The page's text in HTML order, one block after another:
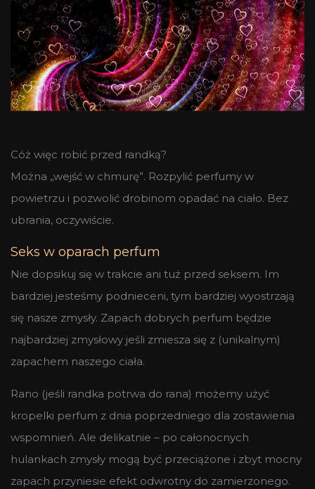
Cóż więc robić przed randką?
Można „wejść w chmurę”. Rozpylić perfumy w
powietrzu i pozwolić drobinom opadać na ciało. Bez
ubrania, oczywiście.
Seks w oparach perfum
Nie dopsikuj się w trakcie ani tuż przed seksem. Im
bardziej jesteśmy podnieceni, tym bardziej wyostrzają
się nasze zmysły. Zapach dobrych perfum będzie
najbardziej zmysłowy jeśli zmiesza się z (unikalnym)
zapachem naszego ciała.
Rano (jeśli randka potrwa do rana) możemy użyć
kropelki perfum z dnia poprzedniego dla zostawienia
wspomnień. Ale delikatnie – po całonocnych
hulankach zmysły mogą być przeciążone i zbyt mocny
zapach przyniesie efekt odwrotny do zamierzonego.